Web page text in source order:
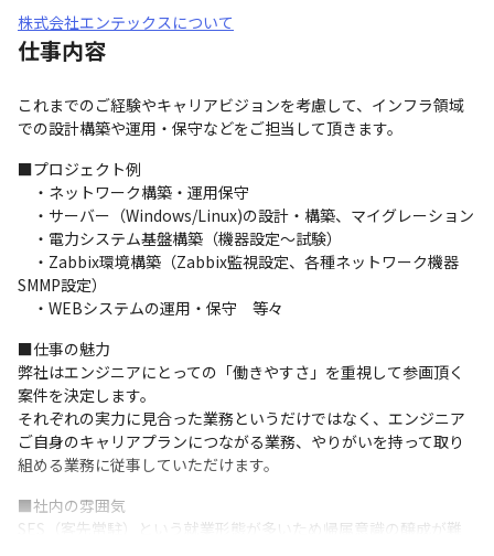
株式会社エンテックスについて
仕事内容
これまでのご経験やキャリアビジョンを考慮して、インフラ領域
での設計構築や運用・保守などをご担当して頂きます。
■プロジェクト例
・ネットワーク構築・運用保守
・サーバー（Windows/Linux)の設計・構築、マイグレーション
・電力システム基盤構築（機器設定～試験）
・Zabbix環境構築（Zabbix監視設定、各種ネットワーク機器
SMMP設定）
・WEBシステムの運用・保守　等々
■仕事の魅力
弊社はエンジニアにとっての「働きやすさ」を重視して参画頂く
案件を決定します。
それぞれの実力に見合った業務というだけではなく、エンジニア
ご自身のキャリアプランにつながる業務、やりがいを持って取り
組める業務に従事していただけます。
■社内の雰囲気
SES（客先常駐）という就業形態が多いため帰属意識の醸成が難